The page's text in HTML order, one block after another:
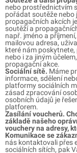
nebo prostřednictvím
pořádat soutěže nebo
propagačních akcích
soutěží a
např. jméno a
mailovou adresa,
které nám
nebo i za jiným
propagační akce.
Sociální sítě. Máme
informace, sdělení
platformy sociálních
zásad zpracování
osobních údajů je
platforem.
Zasílání voucherů.
základě našeho
vouchery na adresy,
Komunikace se
nás kontaktovali přes
sociálních sítích, pak